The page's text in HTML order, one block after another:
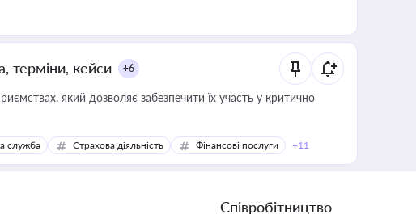
терміни, кейси +6
який дозволяє забезпечити їх участь у критично
служба Страхова діяльність Фінансові послуги +11
Співробітництво